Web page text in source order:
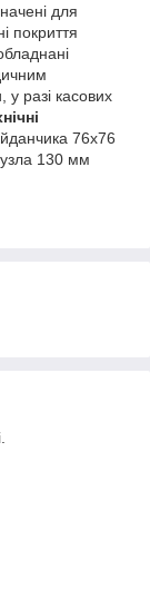
для
покриття
у разі касових
76х76
130 мм